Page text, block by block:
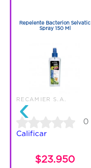
‹
Repelente Bacterion Selvatic
Spray 150 Ml
RECAMIER S.A.
0
Calificar
$23.950